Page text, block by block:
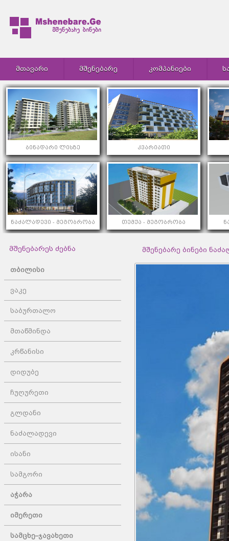
ᲛᲗᲐᲕᲐᲠᲘ ᲛᲨᲔᲜᲔᲑᲐᲠᲔ ᲙᲝᲛᲞᲐᲜᲘᲔᲑᲘ
ბინადარი ლისზე კვარიათი
ნაძალადევი - მეგობრობა თემქა - მეგობრობა
მშენებარეს ძებნა
თბილისი
ვაკე
საბურთალო
მთაწმინდა
კრწანისი
დიდუბე
ჩუღურეთი
გლდანი
ნაძალადევი
ისანი
სამგორი
აჭარა
იმერეთი
სამცხე–ჯავახეთი
მშენებარე ბინები